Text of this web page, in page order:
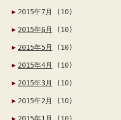
2015年7月 (10)
2015年6月 (10)
2015年5月 (10)
2015年4月 (10)
2015年3月 (10)
2015年2月 (10)